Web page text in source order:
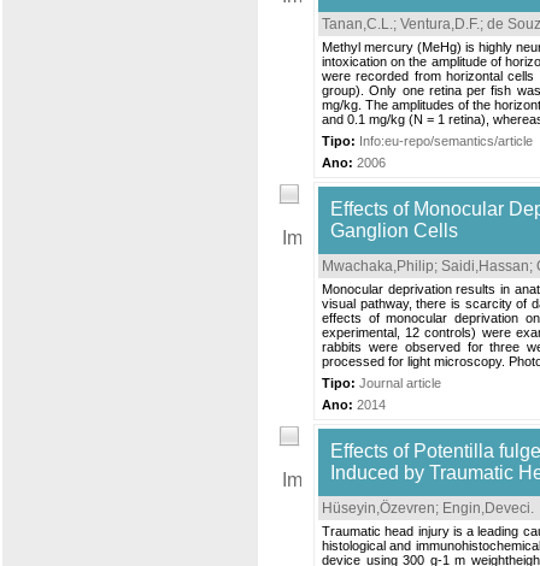
Tanan,C.L.; Ventura,D.F.; de
Methyl mercury (MeHg) is highly
intoxication on the amplitude of
were recorded from horizontal
group). Only one retina per fish
mg/kg. The amplitudes of the
and 0.1 mg/kg (N = 1 retina),
Tipo: Info:eu-repo/semantics/article
Ano: 2006
Effects of Monocular
Ganglion Cells
Mwachaka,Philip; Saidi,Hassan;
Monocular deprivation results in
visual pathway, there is scarcity of
effects of monocular deprivation
experimental, 12 controls) were
rabbits were observed for three
processed for light microscopy.
Tipo: Journal article
Ano: 2014
Effects of Potentilla
Induced by Traumatic
Hüseyin,Özevren; Engin,Deveci.
Traumatic head injury is a leading
histological and
device using 300 g-1 m